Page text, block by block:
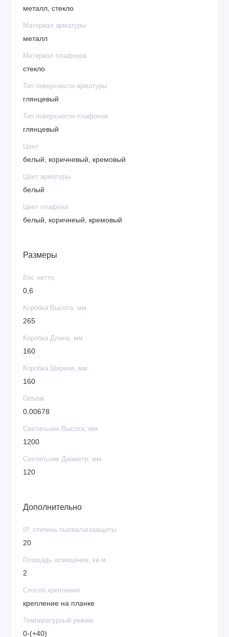
металл, стекло
Материал арматуры
металл
Материал плафонов
стекло
Тип поверхности арматуры
глянцевый
Тип поверхности плафонов
глянцевый
Цвет
белый, коричневый, кремовый
Цвет арматуры
белый
Цвет плафона
белый, коричнеый, кремовый
Размеры
Вес нетто
0,6
Коробка Высота, мм
265
Коробка Длина, мм
160
Коробка Ширина, мм
160
Объём
0,00678
Светильник Высота, мм
1200
Светильник Диаметр, мм
120
Дополнительно
IP, степень пылевлагозащиты
20
Площадь освещения, кв.м
2
Способ крепления
крепление на планке
Температурный режим
0-(+40)